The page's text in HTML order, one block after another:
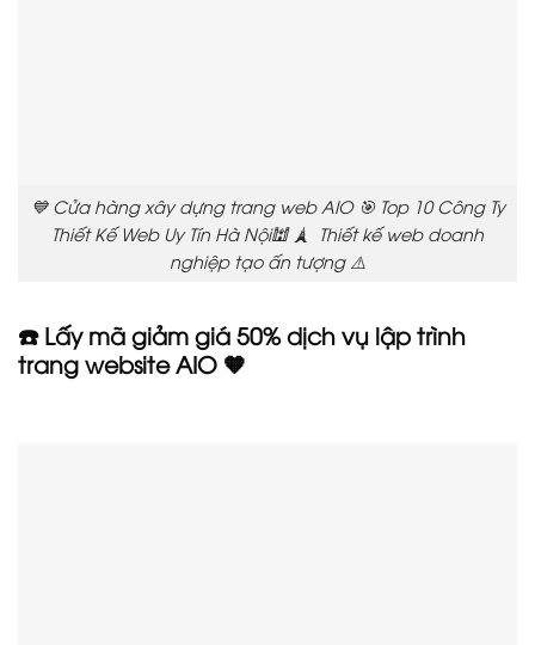
💙 Cửa hàng xây dựng trang web AIO 🎯 Top 10 Công Ty
Thiết Kế Web Uy Tín Hà Nội🕍 🗼 Thiết kế web doanh
nghiệp tạo ấn tượng ⚠️
☎️ Lấy mã giảm giá 50% dịch vụ lập trình
trang website AIO 🧡